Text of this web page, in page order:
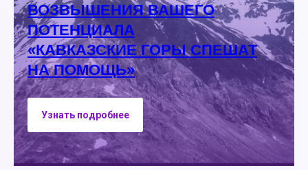
ВОЗВЫШЕНИЯ ВАШЕГО
ПОТЕНЦИАЛА
«КАВКАЗСКИЕ ГОРЫ СПЕШАТ
НА ПОМОЩЬ»
Узнать подробнее